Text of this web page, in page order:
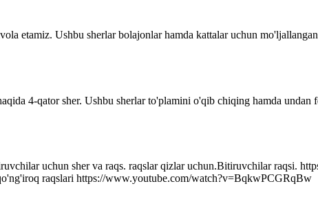
etamiz. Ushbu sherlar bolajonlar hamda kattalar uchun
4-qator sher. Ushbu sherlar to'plamini o'qib chiqing hamda
uchun sher va raqs. raqslar qizlar uchun.Bitiruvchilar raqsi.
raqslari https://www.youtube.com/watch?v=BqkwPCGRqBw